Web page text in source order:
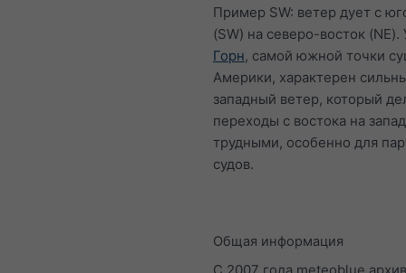
Пример SW: ветер дует с
(SW) на северо-восток
Горн, самой южной точки
Америки, характерен
западный ветер, который
переходы с востока на
трудными, особенно для
судов.
Общая информация